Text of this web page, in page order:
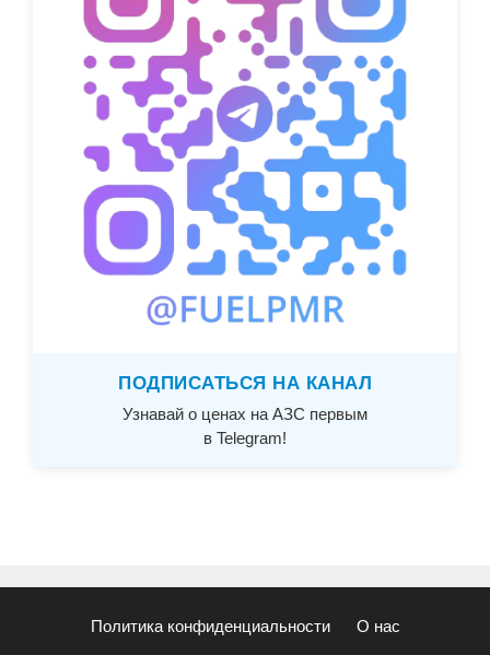
ПОДПИСАТЬСЯ НА КАНАЛ
Узнавай о ценах на АЗС первым
в Telegram!
Политика конфиденциальности О нас